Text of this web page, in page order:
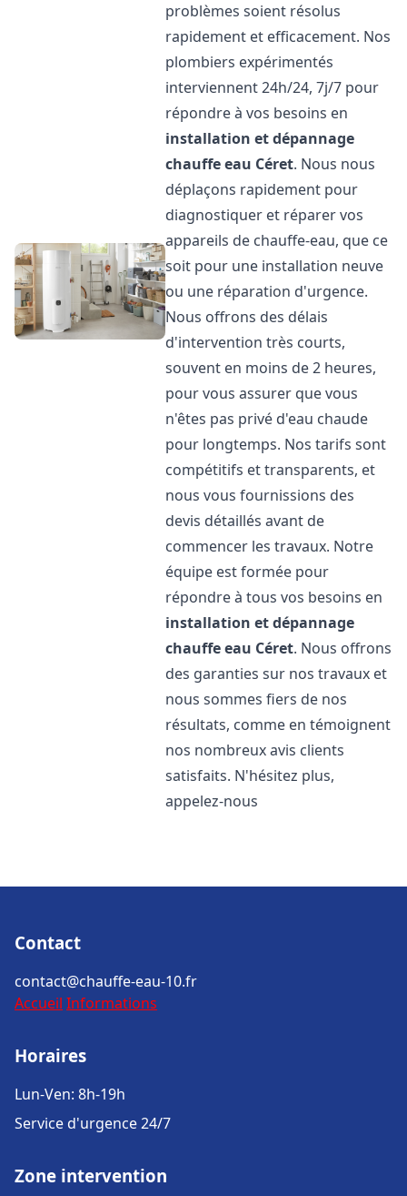
problèmes soient résolus
rapidement et efficacement. Nos
plombiers expérimentés
interviennent 24h/24, 7j/7 pour
répondre à vos besoins en
installation et dépannage
chauffe eau Céret. Nous nous
déplaçons rapidement pour
diagnostiquer et réparer vos
appareils de chauffe-eau, que ce
soit pour une installation neuve
ou une réparation d'urgence.
Nous offrons des délais
d'intervention très courts,
souvent en moins de 2 heures,
pour vous assurer que vous
n'êtes pas privé d'eau chaude
pour longtemps. Nos tarifs sont
compétitifs et transparents, et
nous vous fournissions des
devis détaillés avant de
commencer les travaux. Notre
équipe est formée pour
répondre à tous vos besoins en
installation et dépannage
chauffe eau Céret. Nous offrons
des garanties sur nos travaux et
nous sommes fiers de nos
résultats, comme en témoignent
nos nombreux avis clients
satisfaits. N'hésitez plus,
appelez-nous
Contact
contact@chauffe-eau-10.fr
Accueil Informations
Horaires
Lun-Ven: 8h-19h
Service d'urgence 24/7
Zone intervention